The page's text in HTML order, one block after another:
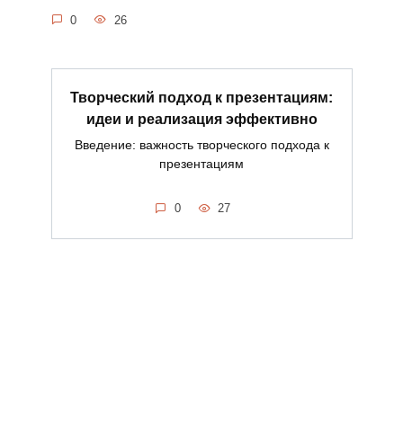
0 26
Творческий подход к презентациям:
идеи и реализация эффективно
Введение: важность творческого подхода к
презентациям
0 27